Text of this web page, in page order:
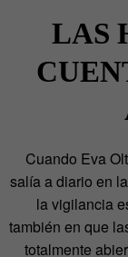
LAS
Cuando Eva
salía a diario en
la vigilancia
también en que
totalmente